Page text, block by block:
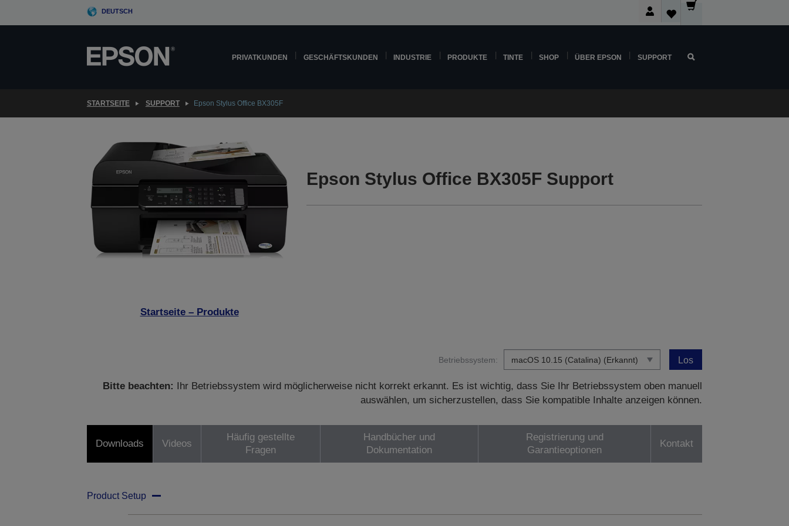
DEUTSCH
PRIVATKUNDEN GESCHÄFTSKUNDEN INDUSTRIE PRODUKTE TINTE SHOP ÜBER EPSON SUPPORT
STARTSEITE SUPPORT Epson Stylus Office BX305F
Startseite – Produkte
Epson Stylus Office BX305F Support
Betriebssystem: Los
Bitte beachten:
Ihr Betriebssystem wird möglicherweise nicht korrekt erkannt. Es ist wichtig, dass Sie Ihr Betriebssystem oben manuell
auswählen, um sicherzustellen, dass Sie kompatible Inhalte anzeigen können.
Downloads Videos
Häufig gestellte
Fragen
Handbücher und
Dokumentation
Registrierung und
Garantieoptionen
Kontakt
Product Setup